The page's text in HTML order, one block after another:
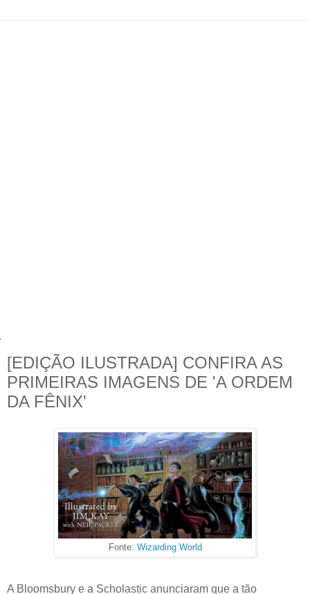
[EDIÇÃO ILUSTRADA] CONFIRA AS
PRIMEIRAS IMAGENS DE 'A ORDEM
DA FÊNIX'
Fonte: Wizarding World
A Bloomsbury e a Scholastic anunciaram que a tão